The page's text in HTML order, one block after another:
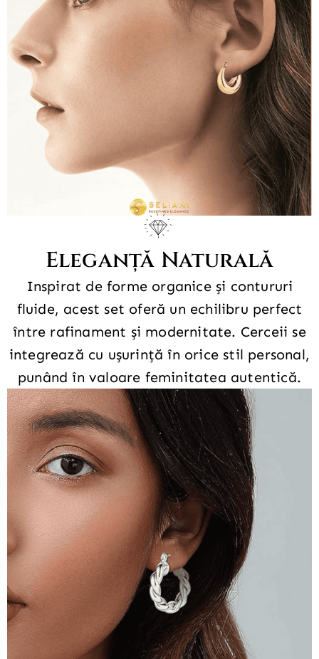
Eleganță Naturală
Inspirat de forme organice și contururi
fluide, acest set oferă un echilibru perfect
între rafinament și modernitate. Cerceii se
integrează cu ușurință în orice stil personal,
punând în valoare feminitatea autentică.